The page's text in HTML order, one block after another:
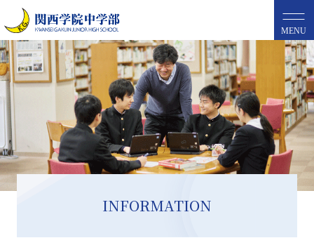
MENU
INFORMATION